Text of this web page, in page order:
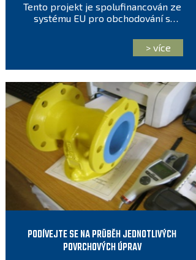
Tento projekt je spolufinancován ze
systému EU pro obchodování s
Modernizačního fondu. Cílem
projektu je instalace fotovoltaické
> více
PODÍVEJTE SE NA PRŮBĚH JEDNOTLIVÝCH
POVRCHOVÝCH ÚPRAV